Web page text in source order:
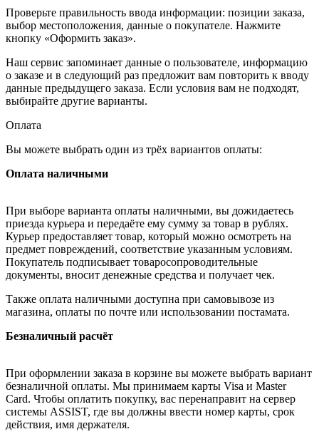
Проверьте правильность ввода информации: позиции заказа,
выбор местоположения, данные о покупателе. Нажмите
кнопку «Оформить заказ».
Наш сервис запоминает данные о пользователе, информацию
о заказе и в следующий раз предложит вам повторить к вводу
данные предыдущего заказа. Если условия вам не подходят,
выбирайте другие варианты.
Оплата
Вы можете выбрать один из трёх вариантов оплаты:
Оплата наличными
При выборе варианта оплаты наличными, вы дожидаетесь
приезда курьера и передаёте ему сумму за товар в рублях.
Курьер предоставляет товар, который можно осмотреть на
предмет повреждений, соответствие указанным условиям.
Покупатель подписывает товаросопроводительные
документы, вносит денежные средства и получает чек.
Также оплата наличными доступна при самовывозе из
магазина, оплаты по почте или использовании постамата.
Безналичный расчёт
При оформлении заказа в корзине вы можете выбрать вариант
безналичной оплаты. Мы принимаем карты Visa и Master
Card. Чтобы оплатить покупку, вас перенаправит на сервер
системы ASSIST, где вы должны ввести номер карты, срок
действия, имя держателя.